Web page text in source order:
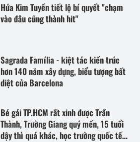
Hứa Kim Tuyền tiết lộ bí quyết "chạm
vào đâu cũng thành hit"
Sagrada Família - kiệt tác kiến trúc
hơn 140 năm xây dựng, biểu tượng bất
diệt của Barcelona
Bé gái TP.HCM rất xinh được Trấn
Thành, Trường Giang quý mến, 15 tuổi
dậy thì quá khác, học trường quốc tế